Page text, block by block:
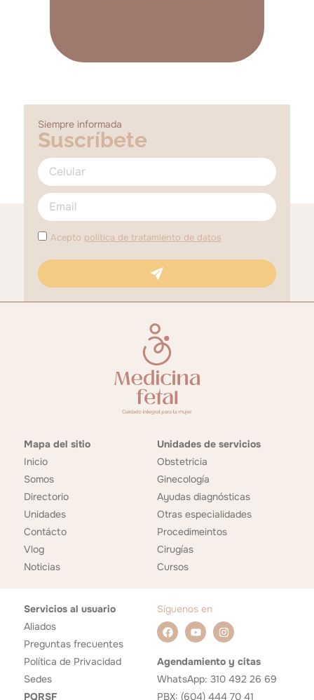
Siempre informada
Suscríbete
Acepto política de tratamiento de datos
Mapa del sitio
Inicio
Somos
Directorio
Unidades
Contácto
Vlog
Noticias
Unidades de servicios
Obstetricia
Ginecología
Ayudas diagnósticas
Otras especialidades
Procedimeintos
Cirugías
Cursos
Servicios al usuario
Aliados
Preguntas frecuentes
Política de Privacidad
Sedes
PQRSF
Síguenos en
Agendamiento y citas
WhatsApp: 310 492 26 69
PBX: (604) 444 70 41